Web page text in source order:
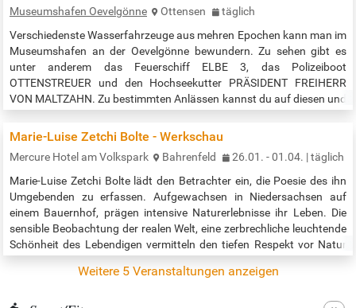
Museumshafen Oevelgönne Ottensen
täglich
Verschiedenste Wasserfahrzeuge aus mehren Epochen kann man im
Museumshafen an der Oevelgönne bewundern. Zu sehen gibt es
unter anderem das Feuerschiff ELBE 3, das Polizeiboot
OTTENSTREUER und den Hochseekutter PRÄSIDENT FREIHERR
VON MALTZAHN. Zu bestimmten Anlässen kannst du auf diesen und
werden (kostenpflichtige) Führungen angeboten. Ein privater,
Marie-Luise Zetchi Bolte - Werkschau
Mercure Hotel am Volkspark Bahrenfeld
26.01. - 01.04. | täglich
Marie-Luise Zetchi Bolte lädt den Betrachter ein, die Poesie des ihn
Umgebenden zu erfassen. Aufgewachsen in Niedersachsen auf
einem Bauernhof, prägen intensive Naturerlebnisse ihr Leben. Die
sensible Beobachtung der realen Welt, eine zerbrechliche leuchtende
Schönheit des Lebendigen vermitteln den tiefen Respekt vor Natur
Lebensfreude nach und portraitiert Menschen, die im Inneren Humor
Weitere 5 Veranstaltungen anzeigen